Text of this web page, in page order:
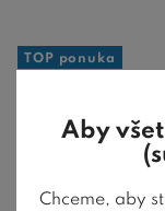
TOP ponuka
Aby
Chceme, aby